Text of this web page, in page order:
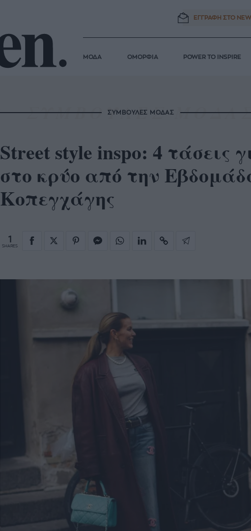
ΕΓΓΡΑΦΗ ΣΤΟ
ΜΟΔΑ ΟΜΟΡΦΙΑ POWER TO INSPIRE
ΣΥΜΒΟΥΛΕΣ ΜΟΔΑΣ
Street style inspo: 4 τάσεις
στο κρύο από την
Κοπεγχάγης
1
SHARES